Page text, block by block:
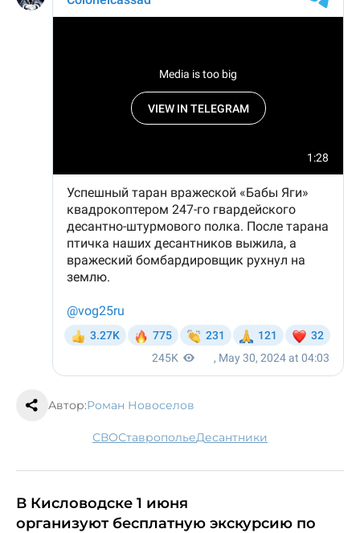
Автор:Роман Новоселов
СВО Ставрополье Десантники
В Кисловодске 1 июня
организуют бесплатную экскурсию по